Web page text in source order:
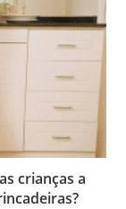
crianças a